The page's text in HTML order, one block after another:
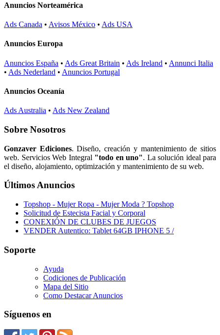
Anuncios Norteamérica
Ads Canada • Avisos México • Ads USA
Anuncios Europa
Anuncios España • Ads Great Britain • Ads Ireland • Annunci Italia
• Ads Nederland • Anuncios Portugal
Anuncios Oceanía
Ads Australia • Ads New Zealand
Sobre Nosotros
Gonzaver Ediciones. Diseño, creación y mantenimiento de sitios
web. Servicios Web Integral "todo en uno". La solución ideal para
el diseño, alojamiento, optimización y mantenimiento de su web.
Últimos Anuncios
Topshop - Mujer Ropa - Mujer Moda ? Topshop
Solicitud de Estecista Facial y Corporal
CONEXIÓN DE CLUBES DE JUEGOS
VENDER Autentico: Tablet 64GB IPHONE 5 /
Soporte
Ayuda
Codiciones de Publicación
Mapa del Sitio
Como Destacar Anuncios
Síguenos en